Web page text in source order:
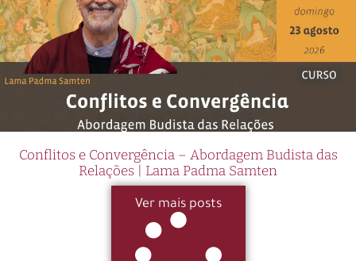
Conflitos e Convergência – Abordagem Budista das
Relações | Lama Padma Samten
Ver mais posts